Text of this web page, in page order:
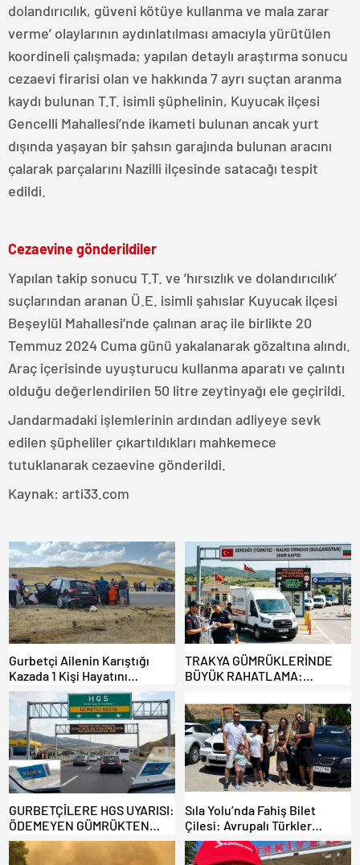
dolandırıcılık, güveni kötüye kullanma ve mala zarar
verme’ olaylarının aydınlatılması amacıyla yürütülen
koordineli çalışmada; yapılan detaylı araştırma sonucu
cezaevi firarisi olan ve hakkında 7 ayrı suçtan aranma
kaydı bulunan T.T. isimli şüphelinin, Kuyucak ilçesi
Gencelli Mahallesi’nde ikameti bulunan ancak yurt
dışında yaşayan bir şahsın garajında bulunan aracını
çalarak parçalarını Nazilli ilçesinde satacağı tespit
edildi.
Cezaevine gönderildiler
Yapılan takip sonucu T.T. ve ’hırsızlık ve dolandırıcılık’
suçlarından aranan Ü.E. isimli şahıslar Kuyucak ilçesi
Beşeylül Mahallesi’nde çalınan araç ile birlikte 20
Temmuz 2024 Cuma günü yakalanarak gözaltına alındı.
Araç içerisinde uyuşturucu kullanma aparatı ve çalıntı
olduğu değerlendirilen 50 litre zeytinyağı ele geçirildi.
Jandarmadaki işlemlerinin ardından adliyeye sevk
edilen şüpheliler çıkartıldıkları mahkemece
tutuklanarak cezaevine gönderildi.
Kaynak: arti33.com
Gurbetçi Ailenin Karıştığı
Kazada 1 Kişi Hayatını
Kaybederken, 7 kişi Yaralandı.
TRAKYA GÜMRÜKLERİNDE
BÜYÜK RAHATLAMA:
ARAÇLARA AÇILIYOR!
GURBETÇİLERE HGS UYARISI:
ÖDEMEYEN GÜMRÜKTEN
ÇIKAMIYOR!
Sıla Yolu’nda Fahiş Bilet
Çilesi: Avrupalı Türkler
Karayollarına Akın Etti,
Gümrükler Kilitlendi!